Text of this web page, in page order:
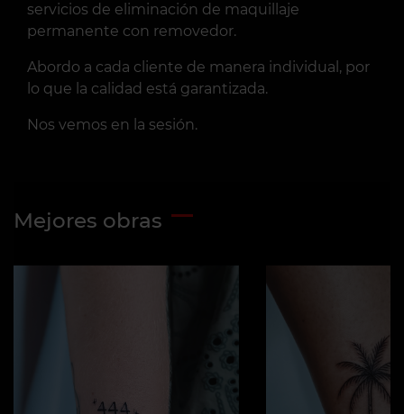
servicios de eliminación de maquillaje
permanente con removedor.
Abordo a cada cliente de manera individual, por
lo que la calidad está garantizada.
Nos vemos en la sesión.
Mejores obras